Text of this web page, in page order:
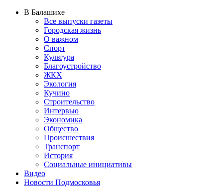
В Балашихе
Все выпуски газеты
Городская жизнь
О важном
Спорт
Культура
Благоустройство
ЖКХ
Экология
Кучино
Строительство
Интервью
Экономика
Общество
Происшествия
Транспорт
История
Социальные инициативы
Видео
Новости Подмосковья